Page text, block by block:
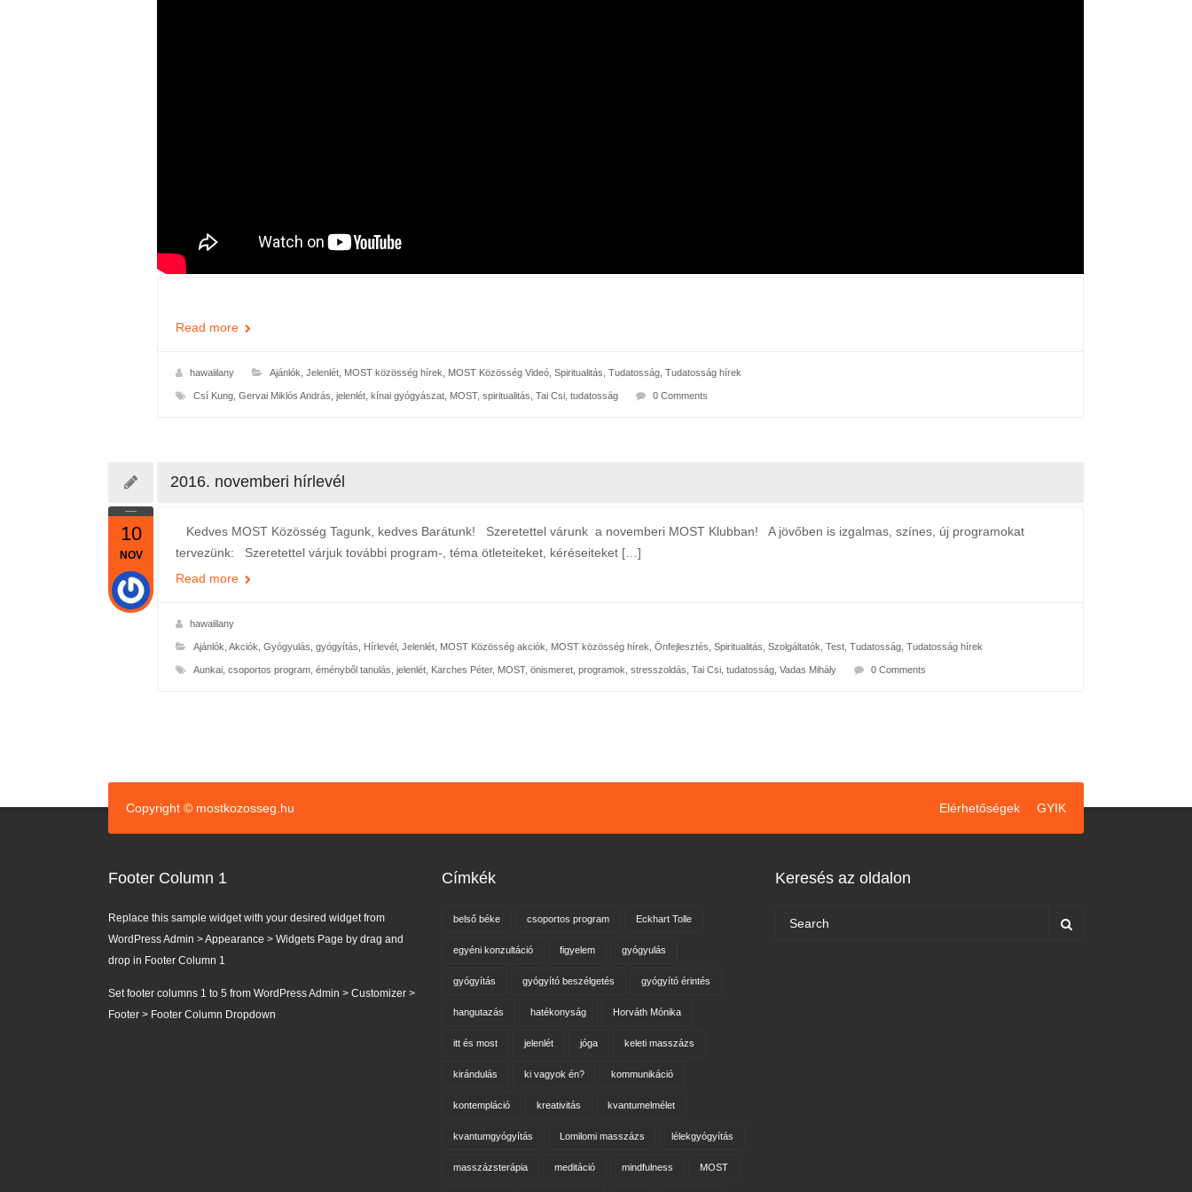
Read more
hawaiilany Ajánlók, Jelenlét, MOST közösség hírek, MOST Közösség Videó, Spiritualitás, Tudatosság, Tudatosság hírek
Csí Kung, Gervai Miklós András, jelenlét, kínai gyógyászat, MOST, spiritualitás, Tai Csi, tudatosság 0 Comments
10
NOV
2016. novemberi hírlevél
Kedves MOST Közösség Tagunk, kedves Barátunk! Szeretettel várunk a novemberi MOST Klubban! A jövőben is izgalmas, színes, új programokat
tervezünk: Szeretettel várjuk további program-, téma ötleteiteket, kéréseiteket […]
Read more
hawaiilany
Ajánlók, Akciók, Gyógyulás, gyógyítás, Hírlevél , Jelenlét, MOST Közösség akciók, MOST közösség hírek, Önfejlesztés, Spiritualitás, Szolgáltatók, Test, Tudatosság, Tudatosság hírek
Aunkai, csoportos program, éményből tanulás, jelenlét, Karches Péter, MOST, önismeret, programok, stresszoldás, Tai Csi, tudatosság, Vadas Mihály 0 Comments
Copyright © mostkozosseg.hu Elérhetőségek GYIK
Footer Column 1
Replace this sample widget with your desired widget from
WordPress Admin > Appearance > Widgets Page by drag and
drop in Footer Column 1
Set footer columns 1 to 5 from WordPress Admin > Customizer >
Footer > Footer Column Dropdown
Címkék
belső béke csoportos program Eckhart Tolle
egyéni konzultáció figyelem gyógyulás
gyógyítás gyógyító beszélgetés gyógyító érintés
hangutazás hatékonyság Horváth Mónika
itt és most jelenlét jóga keleti masszázs
kirándulás ki vagyok én? kommunikáció
kontempláció kreativitás kvantumelmélet
kvantumgyógyítás Lomilomi masszázs lélekgyógyítás
masszázsterápia meditáció mindfulness MOST
Keresés az oldalon